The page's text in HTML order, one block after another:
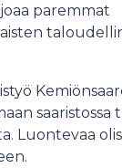
paremmat
saaristossa
Luontevaa